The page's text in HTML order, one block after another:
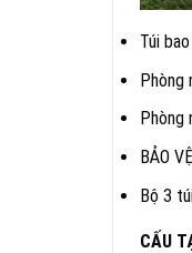
Túi
Phòng
Phòng
BẢO
Bộ 3
CẤU